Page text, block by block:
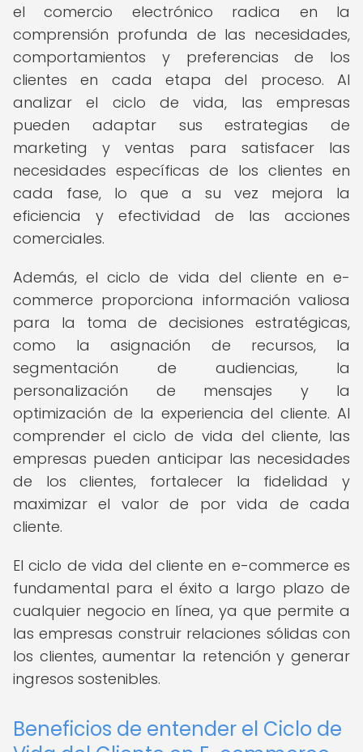
el comercio electrónico radica en la
comprensión profunda de las necesidades,
comportamientos y preferencias de los
clientes en cada etapa del proceso. Al
analizar el ciclo de vida, las empresas
pueden adaptar sus estrategias de
marketing y ventas para satisfacer las
necesidades específicas de los clientes en
cada fase, lo que a su vez mejora la
eficiencia y efectividad de las acciones
comerciales.
Además, el ciclo de vida del cliente en e-
commerce proporciona información valiosa
para la toma de decisiones estratégicas,
como la asignación de recursos, la
segmentación de audiencias, la
personalización de mensajes y la
optimización de la experiencia del cliente. Al
comprender el ciclo de vida del cliente, las
empresas pueden anticipar las necesidades
de los clientes, fortalecer la fidelidad y
maximizar el valor de por vida de cada
cliente.
El ciclo de vida del cliente en e-commerce es
fundamental para el éxito a largo plazo de
cualquier negocio en línea, ya que permite a
las empresas construir relaciones sólidas con
los clientes, aumentar la retención y generar
ingresos sostenibles.
Beneficios de entender el Ciclo de